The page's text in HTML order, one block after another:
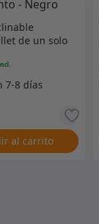
de un solo
al carrito